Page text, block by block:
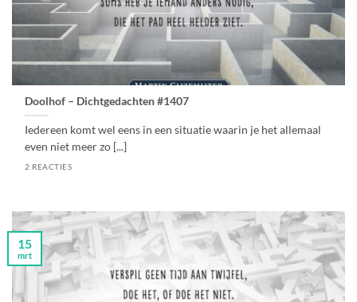
Doolhof – Dichtgedachten #1407
Iedereen komt wel eens in een situatie waarin je het allemaal
even niet meer zo [...]
2 REACTIES
15
mrt